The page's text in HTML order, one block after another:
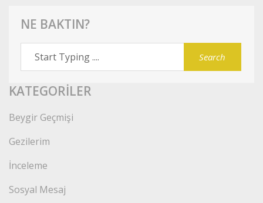
NE BAKTIN?
KATEGORILER
Beygir Geçmişi
Gezilerim
İnceleme
Sosyal Mesaj